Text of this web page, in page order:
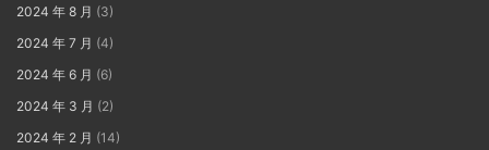
2024 年 8 月 (3)
2024 年 7 月 (4)
2024 年 6 月 (6)
2024 年 3 月 (2)
2024 年 2 月 (14)